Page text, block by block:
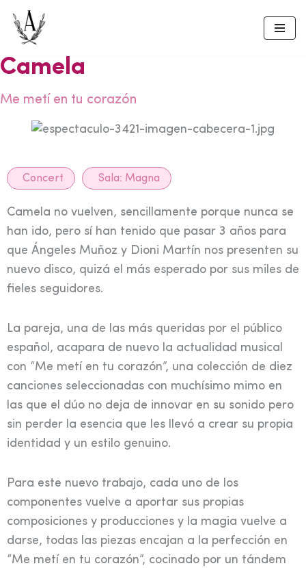
Skip
to
content
Camela
Me metí en tu corazón
Concert Sala: Magna
Camela no vuelven, sencillamente porque nunca se
han ido, pero sí han tenido que pasar 3 años para
que Ángeles Muñoz y Dioni Martín nos presenten su
nuevo disco, quizá el más esperado por sus miles de
fieles seguidores.
La pareja, una de las más queridas por el público
español, acapara de nuevo la actualidad musical
con “Me metí en tu corazón”, una colección de diez
canciones seleccionadas con muchísimo mimo en
las que el dúo no deja de innovar en su sonido pero
sin perder la esencia que les llevó a crear su propia
identidad y un estilo genuino.
Para este nuevo trabajo, cada uno de los
componentes vuelve a aportar sus propias
composiciones y producciones y la magia vuelve a
darse, todas las piezas encajan a la perfección en
“Me metí en tu corazón”, cocinado por un tándem